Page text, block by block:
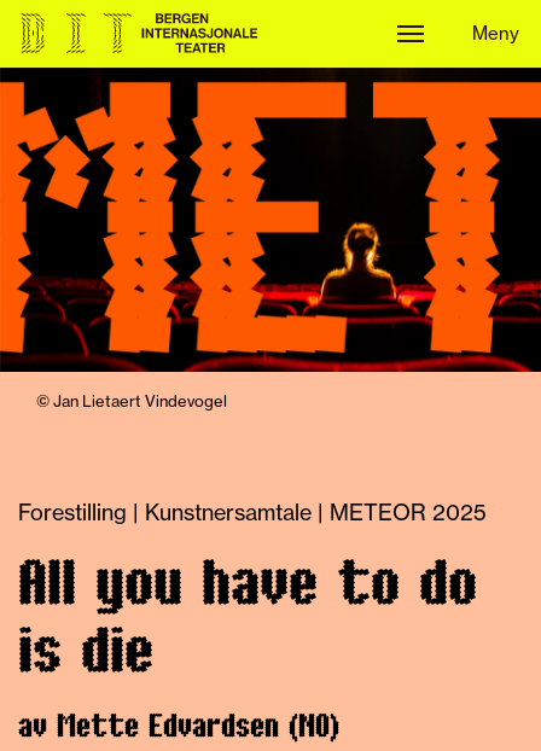
MenyMeny
© Jan Lietaert Vindevogel
Forestilling | Kunstnersamtale | METEOR 2025
All you have to do
is die
av Mette Edvardsen (NO)